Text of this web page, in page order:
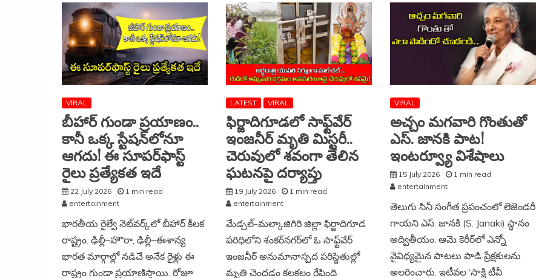
VIRAL
బీహార్ గుండా ప్రయాణం..
కానీ ఒక్క స్టేషన్‌లోనూ
ఆగదు! ఈ సూపర్‌ఫాస్ట్
రైలు ప్రత్యేకత ఇదే
22 July 2026
1 min read
entertainment
భారతీయ రైల్వే నెట్‌వర్క్‌లో బీహార్ కీలక
రాష్ట్రం. ఢిల్లీ–హౌరా, ఢిల్లీ–ఈశాన్య
భారత మార్గాల్లో నడిచే అనేక రైళ్లు ఈ
రాష్ట్రం గుండా ప్రయాణిస్తాయి. రోజూ
LATEST VIRAL
ఫిర్జాదిగూడలో సాఫ్ట్‌వేర్
ఇంజనీర్ మృతి మిస్టరీ..
చెరువులో శవంగా తేలిన
ఘటనపై దర్యాప్తు
19 July 2026
1 min read
entertainment
మేడ్చల్-మల్కాజిగిరి జిల్లా ఫిర్జాదిగూడ
పరిధిలోని శంకర్‌నగర్‌లో ఓ సాఫ్ట్‌వేర్
ఇంజనీర్ అనుమానాస్పద పరిస్థితుల్లో
మృతి చెందడం కలకలం రేపింది.
VIRAL
అచ్చం మగవారి గొంతుతో
ఎస్. జానకి పాట!
ఇంటర్వ్యూ విశేషాలు
15 July 2026
1 min read
entertainment
తెలుగు సినీ సంగీత ప్రపంచంలో లెజెండరీ
గాయని ఎస్. జానకి (S. Janaki) స్థానం
అద్వితీయం. ఆమె కెరీర్‌లో ఎన్నో
వైవిధ్యమైన పాటలు పాడి ప్రేక్షకులను
అలరించారు. ఇటీవల ‘సాక్షి టీవీ